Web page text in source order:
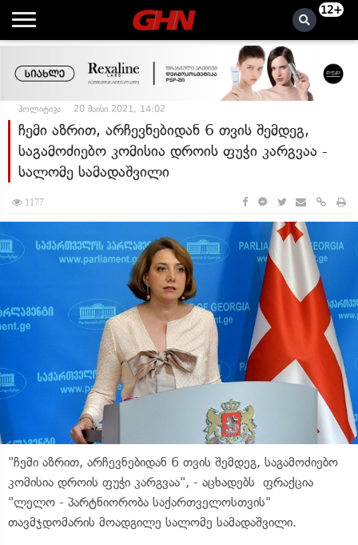
12+
პოლიტიკა 20 მაისი 2021, 14:02
ჩემი აზრით, არჩევნებიდან 6 თვის შემდეგ,
საგამოძიებო კომისია დროის ფუჭი კარგვაა -
სალომე სამადაშვილი
1177
"ჩემი აზრით, არჩევნებიდან 6 თვის შემდეგ, საგამოძიებო
კომისია დროის ფუჭი კარგვაა", - აცხადებს ფრაქცია
"ლელო - პარტნიორობა საქართველოსთვის"
თავმჯდომარის მოადგილე სალომე სამადაშვილი.